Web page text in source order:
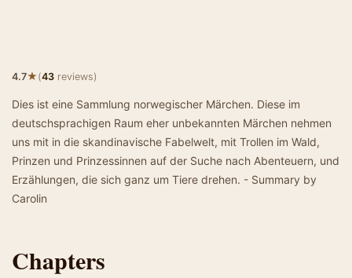
4.7★(43 reviews)
Dies ist eine Sammlung norwegischer Märchen. Diese im
deutschsprachigen Raum eher unbekannten Märchen nehmen
uns mit in die skandinavische Fabelwelt, mit Trollen im Wald,
Prinzen und Prinzessinnen auf der Suche nach Abenteuern, und
Erzählungen, die sich ganz um Tiere drehen. - Summary by
Carolin
Chapters